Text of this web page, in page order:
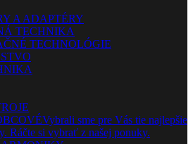
A ADAPTÉRY
TECHNIKA
TECHNOLÓGIE
Vybrali sme pre Vás tie najlepšie
Ráčte si vybrať z našej ponuky.